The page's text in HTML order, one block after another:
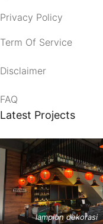
Privacy Policy
Term Of Service
Disclaimer
FAQ
Latest Projects
lampion dekorasi